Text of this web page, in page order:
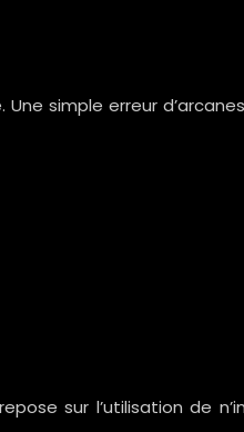
simple erreur
sur l’utilisation de